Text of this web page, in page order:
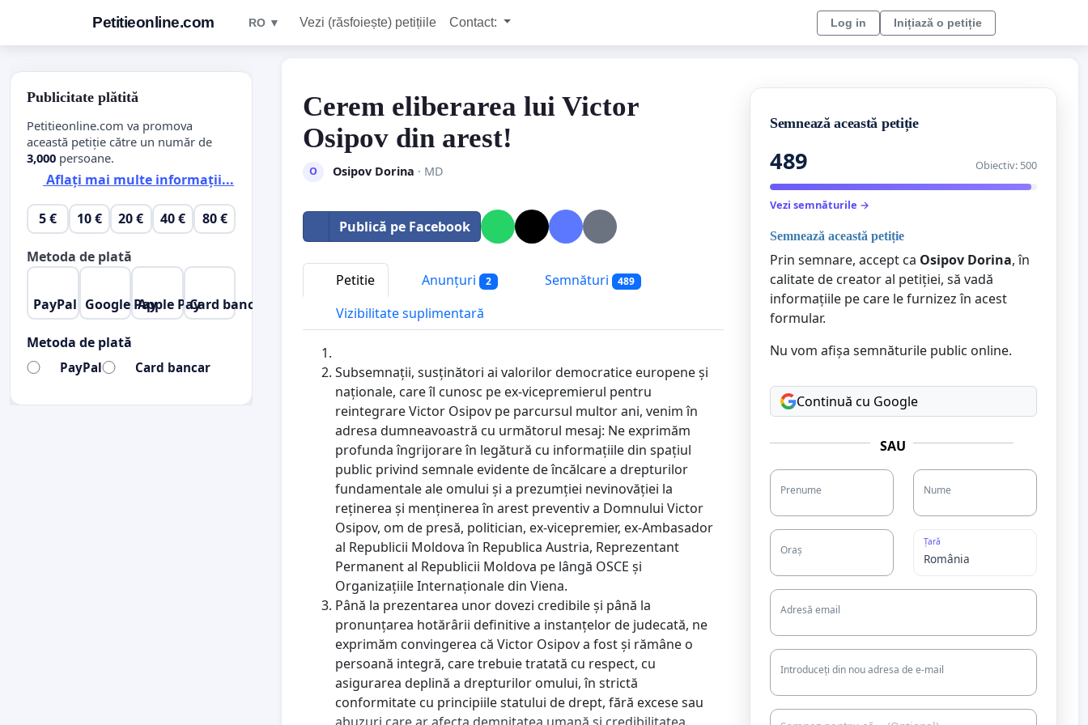
Petitieonline.com RO ▼ Vezi (răsfoiește) petițiile Contact: Log in Inițiază o petiție
Cerem eliberarea lui Victor
Osipov din arest!
O Osipov Dorina · MD
Publică pe Facebook
Petitie Anunțuri 2 Semnături 489
Vizibilitate suplimentară
Subsemnații, susținători ai valorilor democratice europene și
naționale, care îl cunosc pe ex-vicepremierul pentru
reintegrare Victor Osipov pe parcursul multor ani, venim în
adresa dumneavoastră cu următorul mesaj: Ne exprimăm
profunda îngrijorare în legătură cu informațiile din spațiul
public privind semnale evidente de încălcare a drepturilor
fundamentale ale omului și a prezumției nevinovăției la
reținerea și menținerea în arest preventiv a Domnului Victor
Osipov, om de presă, politician, ex-vicepremier, ex-Ambasador
al Republicii Moldova în Republica Austria, Reprezentant
Permanent al Republicii Moldova pe lângă OSCE și
Organizațiile Internaționale din Viena.
Până la prezentarea unor dovezi credibile și până la
pronunțarea hotărârii definitive a instanțelor de judecată, ne
exprimăm convingerea că Victor Osipov a fost și rămâne o
persoană integră, care trebuie tratată cu respect, cu
asigurarea deplină a drepturilor omului, în strictă
conformitate cu principiile statului de drept, fără excese sau
Semnează această petiție
489 Obiectiv: 500
Vezi semnăturile →
Semnează această petiție
Prin semnare, accept ca Osipov Dorina, în
calitate de creator al petiției, să vadă
informațiile pe care le furnizez în acest
formular.
Nu vom afișa semnăturile public online.
Continuă cu Google
SAU
Prenume Nume
Oraș
Țară
Adresă email
Introduceți din nou adresa de e-mail
Publicitate plătită
Petitieonline.com va promova
această petiție către un număr de
3,000 persoane.
Aflați mai multe informații...
5 € 10 € 20 € 40 € 80 €
Metoda de plată
PayPal Google PayApple PayCard bancar
Metoda de plată
PayPal Card bancar